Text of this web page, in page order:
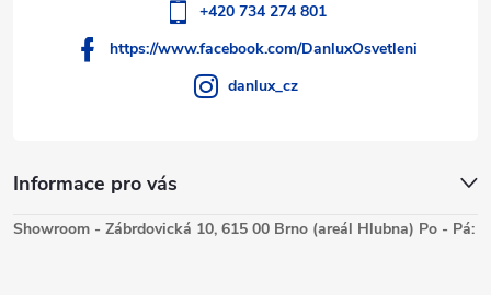
Informace pro vás
+420 734 274 801
https://www.facebook.com/DanluxOsvetleni
danlux_cz
Showroom - Zábrdovická 10, 615 00 Brno (areál Hlubna) Po - Pá: